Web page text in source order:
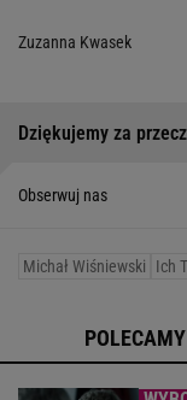
Zuzanna Kwasek
Dziękujemy za
Obserwuj nas
Michał Wiśniewski Ich
POLECAMY